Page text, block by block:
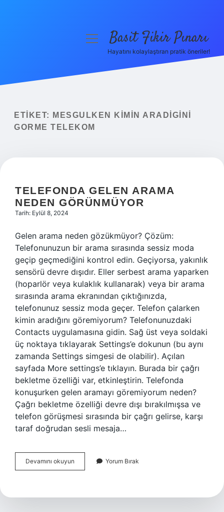
Yasal Uyarı
menüyüBasit Fikir Pınarı
Hayatını kolaylaştıran pratik öneriler!
ETIKET:
MESGULKEN KIMIN ARADIGINI
GORME TELEKOM
TELEFONDA GELEN ARAMA
NEDEN GÖRÜNMÜYOR
Tarih: Eylül 8, 2024
Gelen arama neden gözükmüyor? Çözüm:
Telefonunuzun bir arama sırasında sessiz moda
geçip geçmediğini kontrol edin. Geçiyorsa, yakınlık
sensörü devre dışıdır. Eller serbest arama yaparken
(hoparlör veya kulaklık kullanarak) veya bir arama
sırasında arama ekranından çıktığınızda,
telefonunuz sessiz moda geçer. Telefon çalarken
kimin aradığını göremiyorum? Telefonunuzdaki
Contacts uygulamasına gidin. Sağ üst veya soldaki
üç noktaya tıklayarak Settings’e dokunun (bu aynı
zamanda Settings simgesi de olabilir). Açılan
sayfada More settings’e tıklayın. Burada bir çağrı
bekletme özelliği var, etkinleştirin. Telefonda
konuşurken gelen aramayı göremiyorum neden?
Çağrı bekletme özelliği devre dışı bırakılmışsa ve
telefon görüşmesi sırasında bir çağrı gelirse, karşı
taraf doğrudan sesli mesaja…
Devamını okuyun Telefonda
Gelen
Görünmüyor
Yorum Bırak